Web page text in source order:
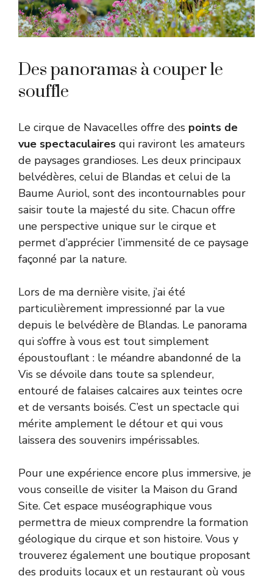
Des panoramas à couper le
souffle
Le cirque de Navacelles offre des points de
vue spectaculaires qui raviront les amateurs
de paysages grandioses. Les deux principaux
belvédères, celui de Blandas et celui de la
Baume Auriol, sont des incontournables pour
saisir toute la majesté du site. Chacun offre
une perspective unique sur le cirque et
permet d’apprécier l’immensité de ce paysage
façonné par la nature.
Lors de ma dernière visite, j’ai été
particulièrement impressionné par la vue
depuis le belvédère de Blandas. Le panorama
qui s’offre à vous est tout simplement
époustouflant : le méandre abandonné de la
Vis se dévoile dans toute sa splendeur,
entouré de falaises calcaires aux teintes ocre
et de versants boisés. C’est un spectacle qui
mérite amplement le détour et qui vous
laissera des souvenirs impérissables.
Pour une expérience encore plus immersive, je
vous conseille de visiter la Maison du Grand
Site. Cet espace muséographique vous
permettra de mieux comprendre la formation
géologique du cirque et son histoire. Vous y
trouverez également une boutique proposant
des produits locaux et un restaurant où vous